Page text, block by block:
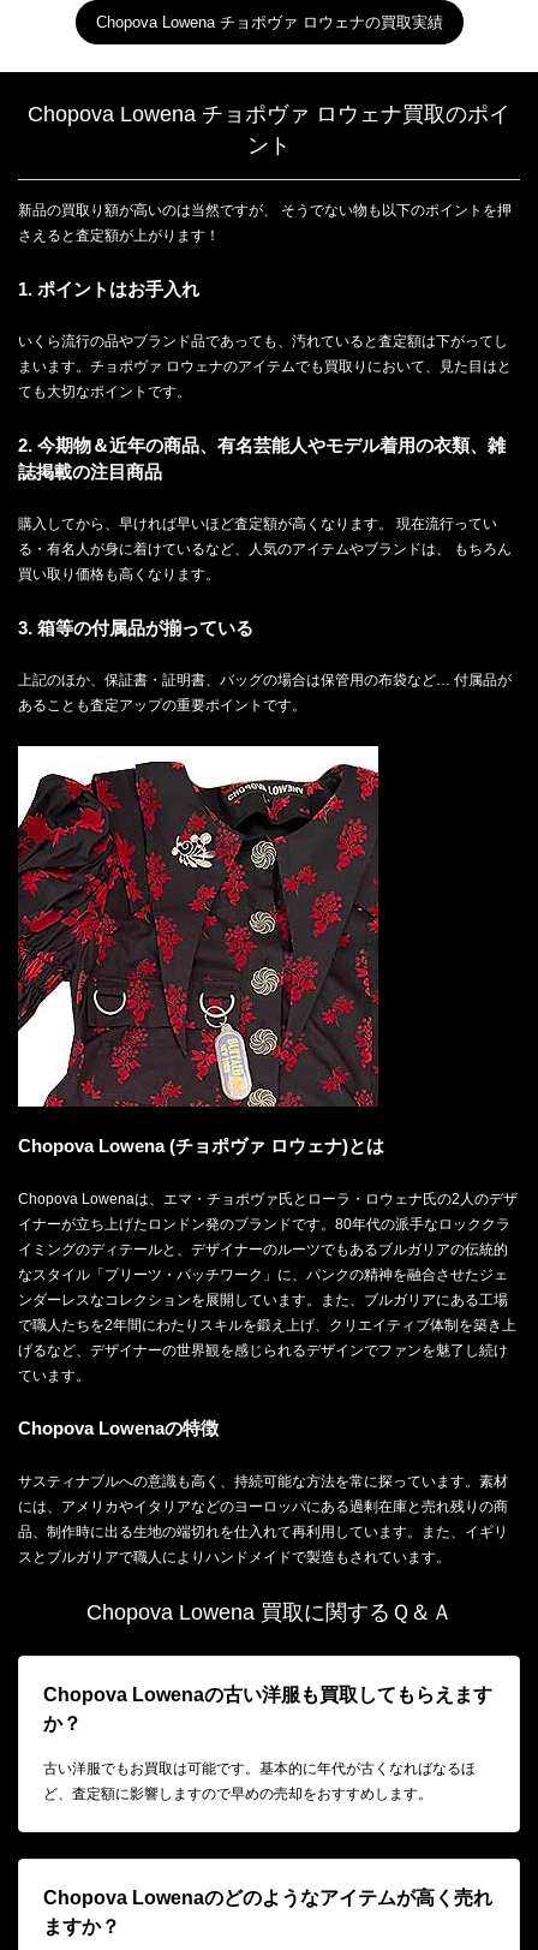
Chopova Lowena チョポヴァ ロウェナの買取実績
Chopova Lowena チョポヴァ ロウェナ買取のポイ
ント
新品の買取り額が高いのは当然ですが、 そうでない物も以下のポイントを押
さえると査定額が上がります！
1. ポイントはお手入れ
いくら流行の品やブランド品であっても、汚れていると査定額は下がってし
まいます。チョポヴァ ロウェナのアイテムでも買取りにおいて、見た目はと
ても大切なポイントです。
2. 今期物＆近年の商品、有名芸能人やモデル着用の衣類、雑
誌掲載の注目商品
購入してから、早ければ早いほど査定額が高くなります。 現在流行ってい
る・有名人が身に着けているなど、人気のアイテムやブランドは、 もちろん
買い取り価格も高くなります。
3. 箱等の付属品が揃っている
上記のほか、保証書・証明書、バッグの場合は保管用の布袋など… 付属品が
あることも査定アップの重要ポイントです。
Chopova Lowena (チョポヴァ ロウェナ)とは
Chopova Lowenaは、エマ・チョポヴァ氏とローラ・ロウェナ氏の2人のデザ
イナーが立ち上げたロンドン発のブランドです。80年代の派手なロッククラ
イミングのディテールと、デザイナーのルーツでもあるブルガリアの伝統的
なスタイル「プリーツ・パッチワーク」に、パンクの精神を融合させたジェ
ンダーレスなコレクションを展開しています。また、ブルガリアにある工場
で職人たちを2年間にわたりスキルを鍛え上げ、クリエイティブ体制を築き上
げるなど、デザイナーの世界観を感じられるデザインでファンを魅了し続け
ています。
Chopova Lowenaの特徴
サスティナブルへの意識も高く、持続可能な方法を常に探っています。素材
には、アメリカやイタリアなどのヨーロッパにある過剰在庫と売れ残りの商
品、制作時に出る生地の端切れを仕入れて再利用しています。また、イギリ
スとブルガリアで職人によりハンドメイドで製造もされています。
Chopova Lowena 買取に関するＱ＆Ａ
Chopova Lowenaの古い洋服も買取してもらえます
か？
古い洋服でもお買取は可能です。基本的に年代が古くなればなるほ
ど、査定額に影響しますので早めの売却をおすすめします。
Chopova Lowenaのどのようなアイテムが高く売れ
ますか？